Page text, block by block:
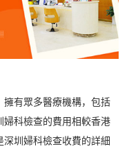
有眾多醫療機構，包括
婦科檢查的費用相較香港
圳婦科檢查收費的詳細